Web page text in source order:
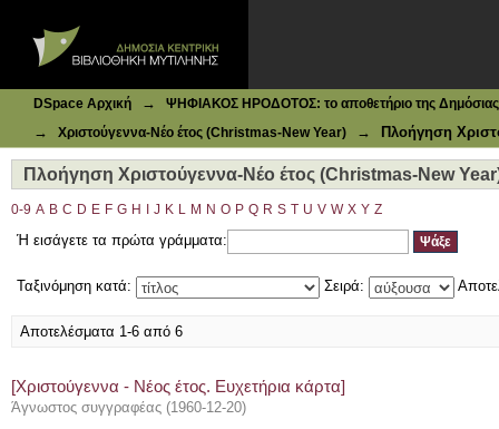
DSpace Αρχική → ΨΗΦΙΑΚΟΣ ΗΡΟΔΟΤΟΣ: το αποθετήριο της Δημόσιας
→ Χριστούγεννα-Νέο έτος (Christmas-New Year) → Πλοήγηση
Πλοήγηση Χριστούγεννα-Νέο έτος (Christmas-New
0-9 A B C D E F G H J K L M N O P Q R S T U V W X Y Z
Ή εισάγετε τα πρώτα γράμματα:
Ταξινόμηση κατά: Σειρά:
Αποτελέσματα 1-6 από 6
[Χριστούγεννα - Νέος έτος. Ευχετήρια κάρτα]
Άγνωστος συγγραφέας (1960-12-20)